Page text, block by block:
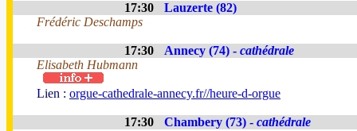
17:30
Lauzerte (82)
Frédéric Deschamps
17:30 Annecy (74) - cathédrale
Elisabeth Hubmann
Lien : orgue-cathedrale-annecy.fr//heure-d-orgue
17:30 Chambery (73) - cathédrale